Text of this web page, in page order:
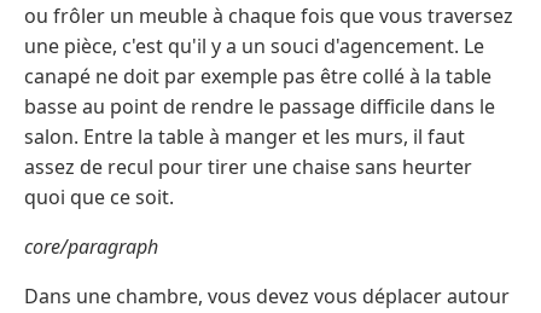
ou frôler un meuble à chaque fois que vous traversez
une pièce, c'est qu'il y a un souci d'agencement. Le
canapé ne doit par exemple pas être collé à la table
basse au point de rendre le passage difficile dans le
salon. Entre la table à manger et les murs, il faut
assez de recul pour tirer une chaise sans heurter
quoi que ce soit.
core/paragraph
Dans une chambre, vous devez vous déplacer autour